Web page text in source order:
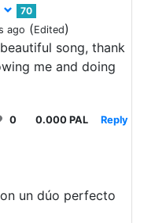
70
ago (Edited)
song, thank
me and doing
0 0.000 PAL Reply
un dúo perfecto